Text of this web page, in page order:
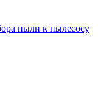
пыли к пылесосу